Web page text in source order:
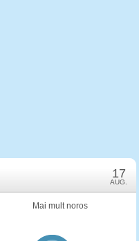
17
AUG.
Mai mult noros